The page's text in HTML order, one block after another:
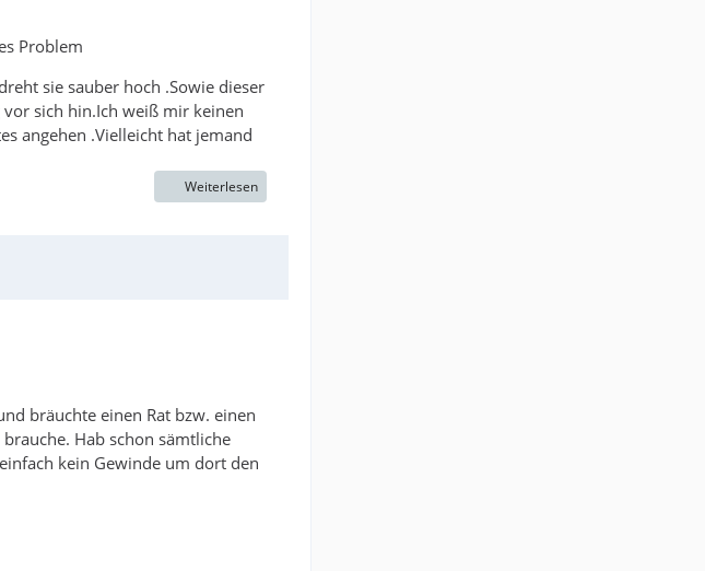
Problem
sie sauber hoch .Sowie dieser
sich hin.Ich weiß mir keinen
angehen .Vielleicht hat jemand
Weiterlesen
bräuchte einen Rat bzw. einen
Hab schon sämtliche
kein Gewinde um dort den